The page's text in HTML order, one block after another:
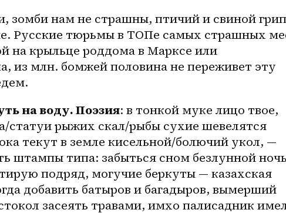
зомби нам не страшны, птичий и свиной
Русские тюрьмы в ТОПе самых страшных
на крыльце роддома в Марксе или
из млн. бомжей половина не переживет эту
на воду. Поэзия: в тонкой муке лицо твое,
статуи рыжих скал/рыбы сухие шевелятся
текут в земле кисельной/болючий укол, —
штампы типа: забыться сном безлунной
подряд, могучие беркуты — казахская
добавить батыров и багадыров, вымерший
засеять травами, имхо палисадник